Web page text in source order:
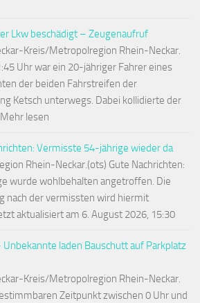
Lkw beschädigt – Zeugenaufruf
Kreis/Metropolregion Rhein-Neckar.
Uhr war ein 20-jähriger Fahrer eines
der beiden Fahrstreifen der
Ketsch unterwegs. Dabei kollidierte der
lesen
Vermisste 54-jährige wieder da
Rhein-Neckar.(ots) Gute Nachrichten:
wurde wohlbehalten angetroffen. Die
nach der vermissten wird hiermit
aktualisiert am 6. August 2026, 15:30
laden Bauschutt auf Parkplatz
Kreis/Metropolregion Rhein-Neckar.
Zeitpunkt zwischen 0 Uhr und